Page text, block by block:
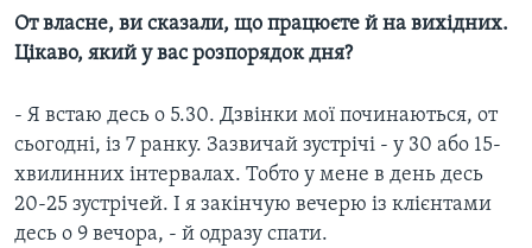
От власне, ви сказали, що працюєте й на вихідних.
Цікаво, який у вас розпорядок дня?
- Я встаю десь о 5.30. Дзвінки мої починаються, от
сьогодні, із 7 ранку. Зазвичай зустрічі - у 30 або 15-
хвилинних інтервалах. Тобто у мене в день десь
20-25 зустрічей. І я закінчую вечерю із клієнтами
десь о 9 вечора, - й одразу спати.